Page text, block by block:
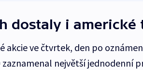
dostaly i americké
akcie ve čtvrtek, den po
zaznamenal největší jednodenní